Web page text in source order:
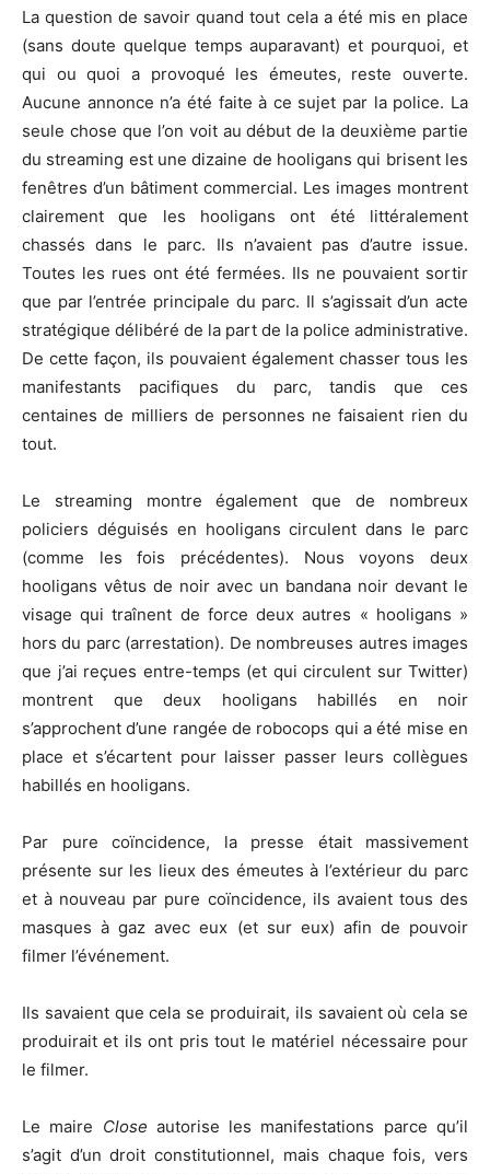
La question de savoir quand tout cela a été mis en place
(sans doute quelque temps auparavant) et pourquoi, et
qui ou quoi a provoqué les émeutes, reste ouverte.
Aucune annonce n’a été faite à ce sujet par la police. La
seule chose que l’on voit au début de la deuxième partie
du streaming est une dizaine de hooligans qui brisent les
fenêtres d’un bâtiment commercial. Les images montrent
clairement que les hooligans ont été littéralement
chassés dans le parc. Ils n’avaient pas d’autre issue.
Toutes les rues ont été fermées. Ils ne pouvaient sortir
que par l’entrée principale du parc. Il s’agissait d’un acte
stratégique délibéré de la part de la police administrative.
De cette façon, ils pouvaient également chasser tous les
manifestants pacifiques du parc, tandis que ces
centaines de milliers de personnes ne faisaient rien du
tout.
Le streaming montre également que de nombreux
policiers déguisés en hooligans circulent dans le parc
(comme les fois précédentes). Nous voyons deux
hooligans vêtus de noir avec un bandana noir devant le
visage qui traînent de force deux autres « hooligans »
hors du parc (arrestation). De nombreuses autres images
que j’ai reçues entre-temps (et qui circulent sur Twitter)
montrent que deux hooligans habillés en noir
s’approchent d’une rangée de robocops qui a été mise en
place et s’écartent pour laisser passer leurs collègues
habillés en hooligans.
Par pure coïncidence, la presse était massivement
présente sur les lieux des émeutes à l’extérieur du parc
et à nouveau par pure coïncidence, ils avaient tous des
masques à gaz avec eux (et sur eux) afin de pouvoir
filmer l’événement.
Ils savaient que cela se produirait, ils savaient où cela se
produirait et ils ont pris tout le matériel nécessaire pour
le filmer.
Le maire Close autorise les manifestations parce qu’il
s’agit d’un droit constitutionnel, mais chaque fois, vers